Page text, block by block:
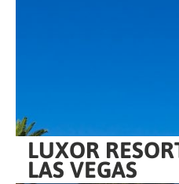
LUXOR
LAS VEGAS